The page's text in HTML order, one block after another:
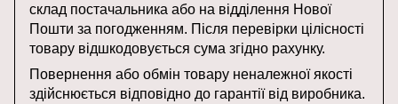
склад постачальника або на відділення Нової
Пошти за погодженням. Після перевірки цілісності
товару відшкодовується сума згідно рахунку.
Повернення або обмін товару неналежної якості
здійснюється відповідно до гарантії від виробника.